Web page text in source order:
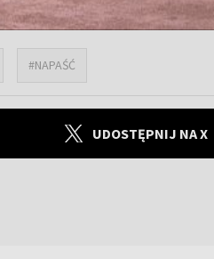
#NAPAŚĆ
UDOSTĘPNIJ NA X